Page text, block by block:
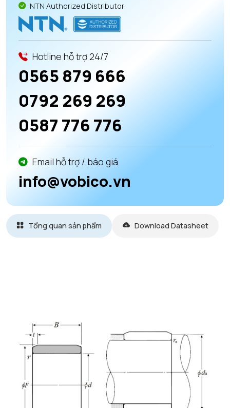
NTN Authorized Distributor
Hotline hỗ trợ 24/7
0565 879 666
0792 269 269
0587 776 776
Email hỗ trợ / báo giá
info@vobico.vn
Tổng quan sản phẩm Download Datasheet